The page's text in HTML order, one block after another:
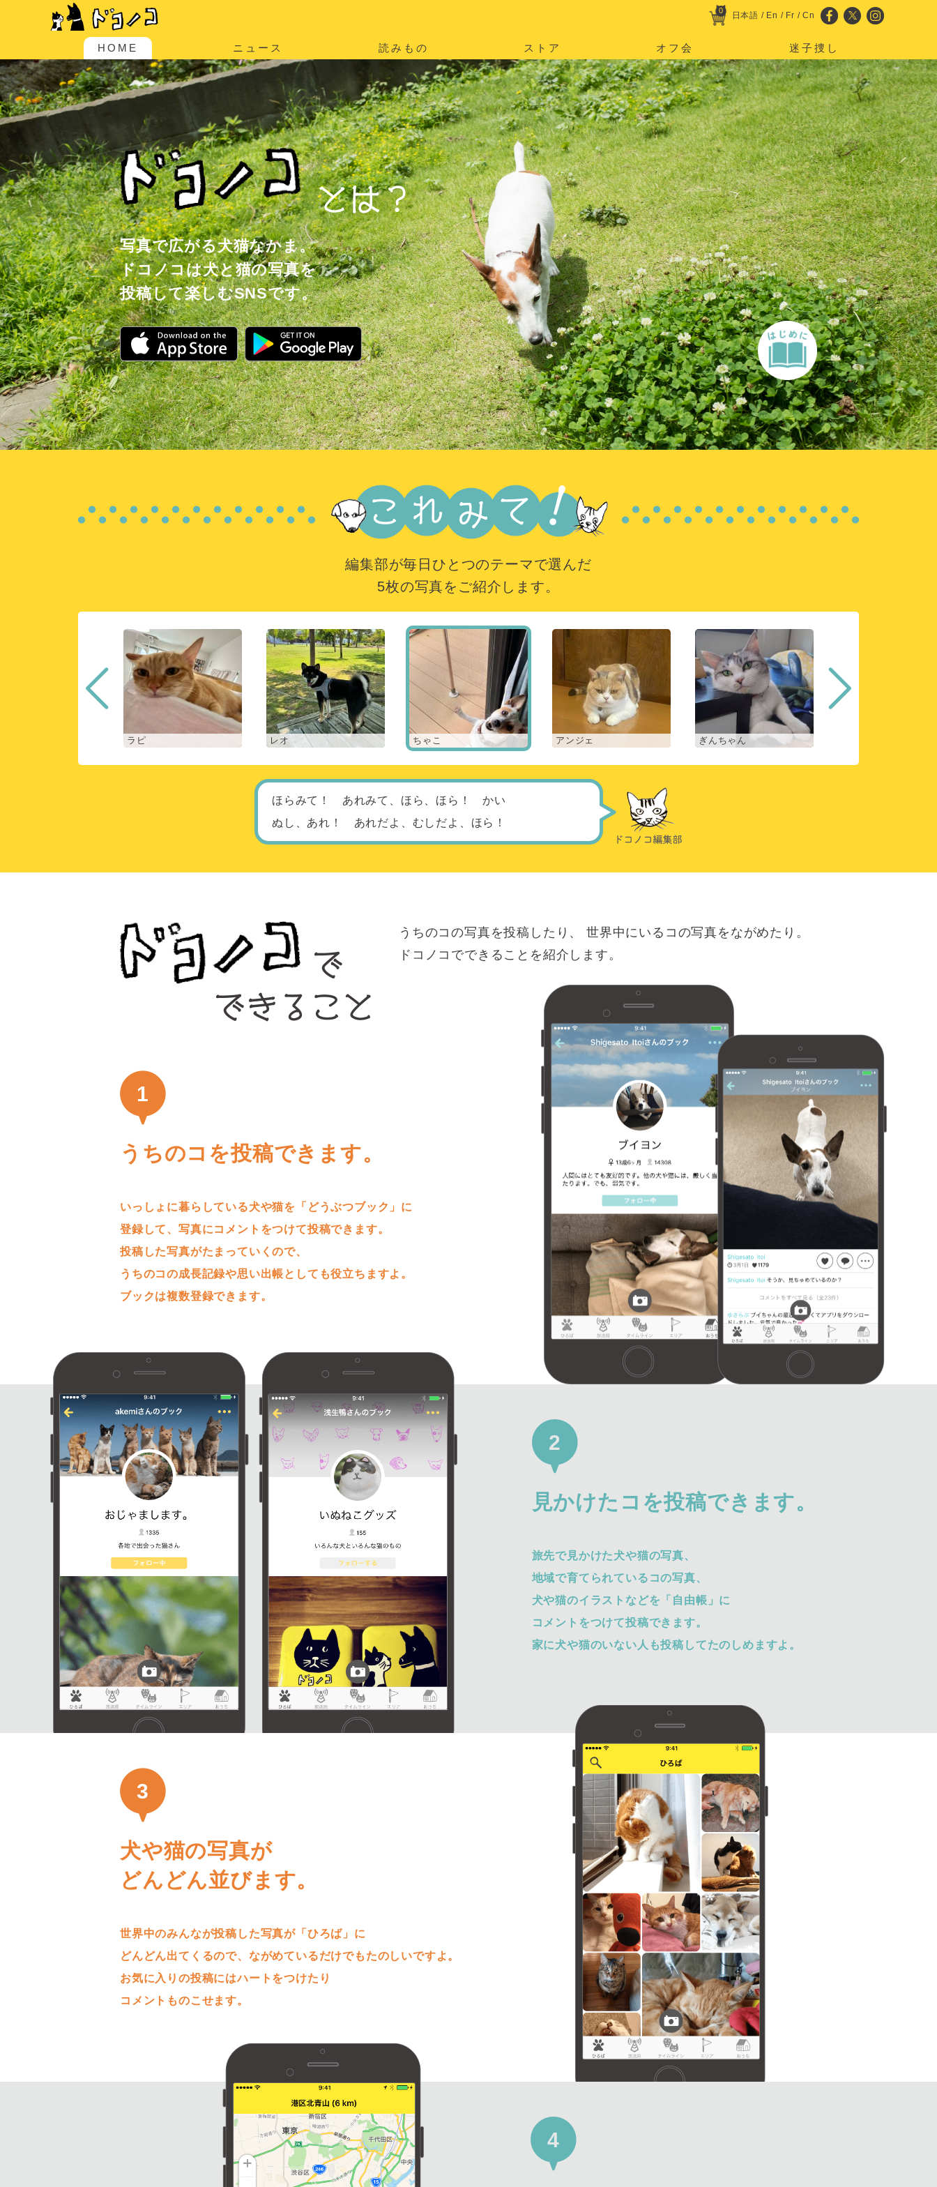
0 日本語 / En / Fr /Cn
HOME ニュース 読みもの ストア オフ会 迷子捜し
写真で広がる犬猫なかま。
ドコノコは犬と猫の写真を
投稿して楽しむSNSです。
編集部が毎日ひとつのテーマで選んだ
5枚の写真をご紹介します。
ラピ レオ ちゃこ アンジェ ぎんちゃん
ほらみて！ あれみて、ほら、ほら！ かい
ぬし、あれ！ あれだよ、むしだよ、ほら！
うちのコの写真を投稿したり、
世界中にいるコの写真をながめたり。
ドコノコでできることを紹介します。
1
うちのコを投稿できます。
いっしょに暮らしている犬や猫を「どうぶつブック」に
登録して、写真にコメントをつけて投稿できます。
投稿した写真がたまっていくので、
うちのコの成長記録や思い出帳としても役立ちますよ。
ブックは複数登録できます。
2
見かけたコを投稿できます。
旅先で見かけた犬や猫の写真、
地域で育てられているコの写真、
犬や猫のイラストなどを「自由帳」に
コメントをつけて投稿できます。
家に犬や猫のいない人も投稿してたのしめますよ。
3
犬や猫の写真が
どんどん並びます。
世界中のみんなが投稿した写真が「ひろば」に
どんどん出てくるので、ながめているだけでもたのしいですよ。
お気に入りの投稿にはハートをつけたり
コメントものこせます。
4